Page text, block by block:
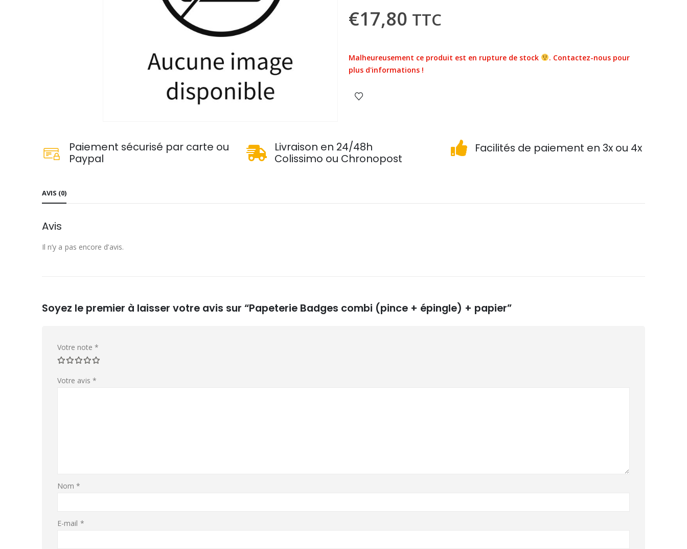
€17,80 TTC
Malheureusement ce produit est en rupture de stock
. Contactez-nous pour
plus d'informations !
Paiement sécurisé par carte ou
Paypal
Livraison en 24/48h
Colissimo ou Chronopost
Facilités de paiement en 3x ou 4x
AVIS (0)
Avis
Il n’y a pas encore d’avis.
Soyez le premier à laisser votre avis sur “Papeterie Badges combi (pince + épingle) + papier”
Votre note *
Votre avis *
Nom*
E-mail *